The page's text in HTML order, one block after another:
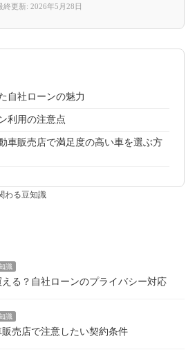
更新: 2026年5月28日
自社ローンの魅力
利用の注意点
車販売店で満足度の高い車を選ぶ方
わる豆知識
識
る？自社ローンのプライバシー対応
識
売店で注意したい契約条件